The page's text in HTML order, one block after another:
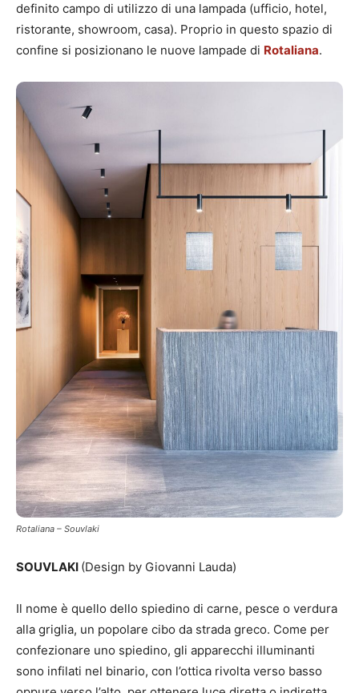
definito campo di utilizzo di una lampada (ufficio, hotel,
ristorante, showroom, casa). Proprio in questo spazio di
confine si posizionano le nuove lampade di Rotaliana.
Rotaliana – Souvlaki
SOUVLAKI (Design by Giovanni Lauda)
Il nome è quello dello spiedino di carne, pesce o verdura
alla griglia, un popolare cibo da strada greco. Come per
confezionare uno spiedino, gli apparecchi illuminanti
sono infilati nel binario, con l’ottica rivolta verso basso